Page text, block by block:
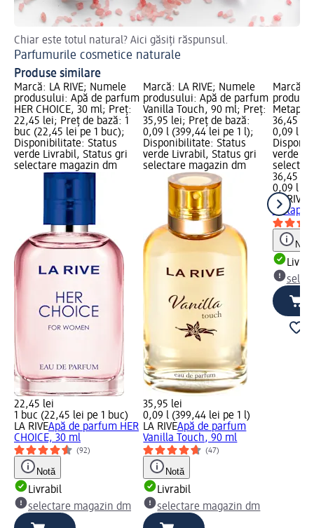
Chiar este totul natural? Aici găsiți răspunsul.
Parfumurile cosmetice naturale
Produse similare
Marcă: LA RIVE; Numele
produsului: Apă de parfum
HER CHOICE, 30 ml; Preț:
22,45 lei; Preț de bază: 1
buc (22,45 lei pe 1 buc);
Disponibilitate: Status
verde Livrabil, Status gri
selectare magazin dm
22,45 lei
1 buc (22,45 lei pe 1 buc)
LA RIVEApă de parfum HER
CHOICE, 30 ml
(92)
Notă
Livrabil
selectare magazin dm
Marcă: LA RIVE; Numele
produsului: Apă de parfum
Vanilla Touch, 90 ml; Preț:
35,95 lei; Preț de bază:
0,09 l (399,44 lei pe 1 l);
Disponibilitate: Status
verde Livrabil, Status gri
selectare magazin dm
35,95 lei
0,09 l (399,44 lei pe 1 l)
LA RIVEApă de parfum
Vanilla Touch, 90 ml
(47)
Notă
Livrabil
selectare magazin dm
Marcă:
36,45
0,09 l
verde
36,45 lei
0,09 l
LA RIVE
Notă